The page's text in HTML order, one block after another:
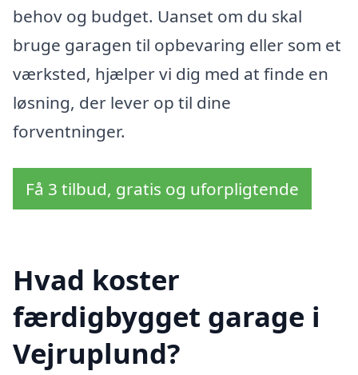
behov og budget. Uanset om du skal
bruge garagen til opbevaring eller som et
værksted, hjælper vi dig med at finde en
løsning, der lever op til dine
forventninger.
Få 3 tilbud, gratis og uforpligtende
Hvad koster
færdigbygget garage i
Vejruplund?